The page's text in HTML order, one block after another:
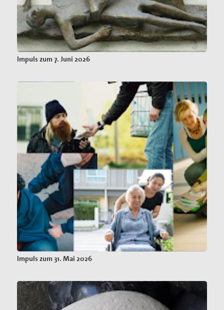
Impuls zum 7. Juni 2026
Impuls zum 31. Mai 2026